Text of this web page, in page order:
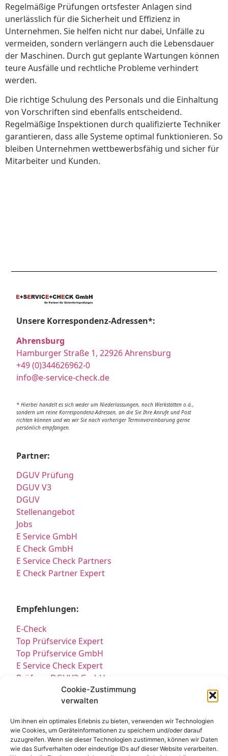
Cookie-Zustimmung
verwalten
Um ihnen ein optimales Erlebnis zu bieten, verwenden wir Technologien
wie Cookies, um Geräteinformationen zu speichern und/oder darauf
zuzugreifen. Wenn sie dieser Technologien zustimmen, können wir Daten
wie das Surfverhalten oder eindeutige IDs auf dieser Website verarbeiten.
Regelmäßige Prüfungen ortsfester Anlagen sind
unerlässlich für die Sicherheit und Effizienz in
Unternehmen. Sie helfen nicht nur dabei, Unfälle zu
vermeiden, sondern verlängern auch die Lebensdauer
der Maschinen. Durch gut geplante Wartungen können
teure Ausfälle und rechtliche Probleme verhindert
werden.
Die richtige Schulung des Personals und die Einhaltung
von Vorschriften sind ebenfalls entscheidend.
Regelmäßige Inspektionen durch qualifizierte Techniker
garantieren, dass alle Systeme optimal funktionieren. So
bleiben Unternehmen wettbewerbsfähig und sicher für
Mitarbeiter und Kunden.
Unsere Korrespondenz-Adressen*:
Ahrensburg
Hamburger Straße 1, 22926 Ahrensburg
+49 (0)344626962-0
info@e-service-check.de
* Hierbei handelt es sich weder um Niederlassungen, noch Werkstätten o.ä.,
sondern um reine Korrespondenz-Adressen, an die Sie Ihre Anrufe und Post
richten können und wo wir Sie nach vorheriger Terminvereinbarung gerne
persönlich empfangen.
Partner:
DGUV Prüfung
DGUV V3
DGUV
Stellenangebot
Jobs
E Service GmbH
E Check GmbH
E Service Check Partners
E Check Partner Expert
Empfehlungen:
E-Check
Top Prüfservice Expert
Top Prüfservice GmbH
E Service Check Expert
Prüfung DGUV3 GmbH
Sicherheitsprüfungen Partners
Sicherheitsprüfungen Expert
Prüfung elektrischer Anlagen